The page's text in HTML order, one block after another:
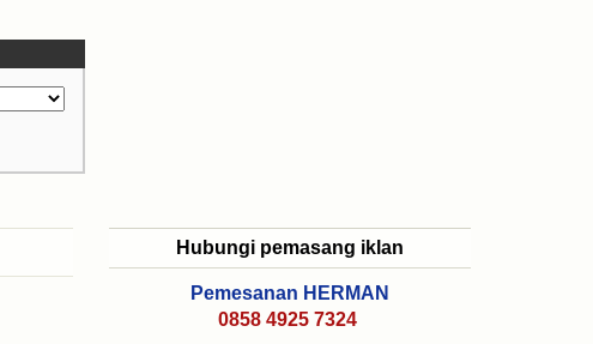
Hubungi pemasang iklan
Pemesanan HERMAN
0858 4925 7324